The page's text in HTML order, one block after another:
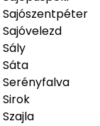
Sajószentpéter
Sajóvelezd
Sály
Sáta
Serényfalva
Sirok
Szajla